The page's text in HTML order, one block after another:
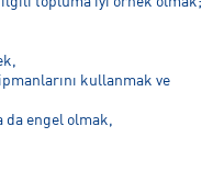
kullanmak ve
da engel olmak,